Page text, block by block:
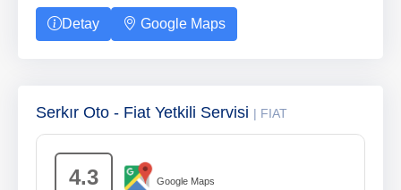
Detay Google Maps
Serkır Oto - Fiat Yetkili Servisi | FIAT
4.3 Google Maps